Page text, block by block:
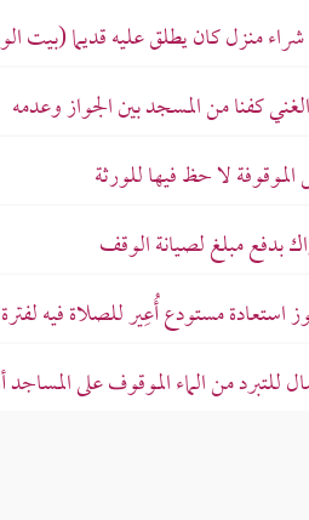
منزل كان يطلق عليه قديما (بيت
كفنا من المسجد بين الجواز وعدمه
لا حظ فيها للورثة
بدفع مبلغ لصيانة الوقف
استعادة مستودع أُعِير للصلاة فيه
للتبرد من الماء الموقوف على